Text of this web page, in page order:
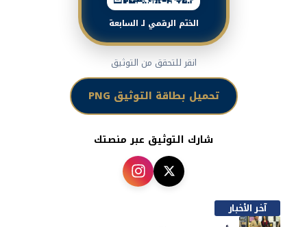
الختم الرقمي لـ السابعة
انقر للتحقق من التوثيق
تحميل بطاقة التوثيق PNG
شارك التوثيق عبر منصتك
آخر الأخبار